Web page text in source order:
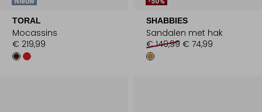
TORAL
Mocassins
€ 219,99
SHABBIES
Sandalen met hak
€ 149,99 € 74,99